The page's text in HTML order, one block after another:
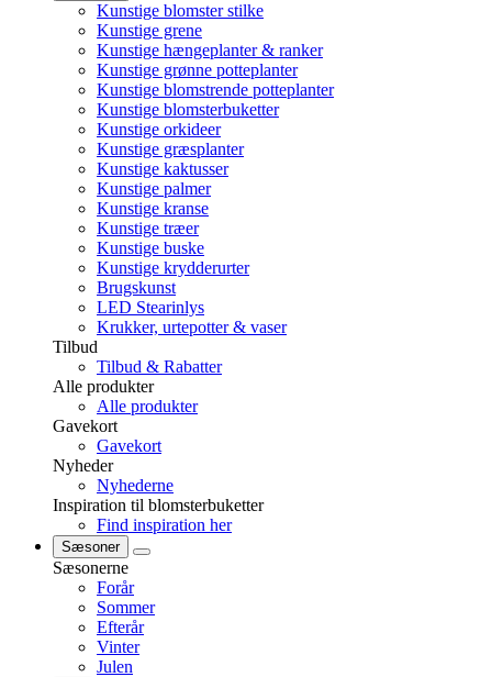
Kunstige blomster stilke
Kunstige grene
Kunstige hængeplanter & ranker
Kunstige grønne potteplanter
Kunstige blomstrende potteplanter
Kunstige blomsterbuketter
Kunstige orkideer
Kunstige græsplanter
Kunstige kaktusser
Kunstige palmer
Kunstige kranse
Kunstige træer
Kunstige buske
Kunstige krydderurter
Brugskunst
LED Stearinlys
Krukker, urtepotter & vaser
Tilbud
Tilbud & Rabatter
Alle produkter
Alle produkter
Gavekort
Gavekort
Nyheder
Nyhederne
Inspiration til blomsterbuketter
Find inspiration her
Sæsoner
Sæsonerne
Forår
Sommer
Efterår
Vinter
Julen